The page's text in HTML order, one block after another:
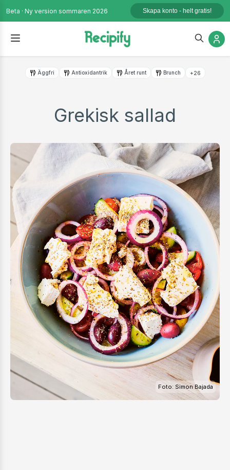
Beta · Ny version sommaren 2026 Skapa konto - helt gratis!
Äggfri Antioxidantrik Året runt Brunch +26
Grekisk sallad
Foto: Simon Bajada